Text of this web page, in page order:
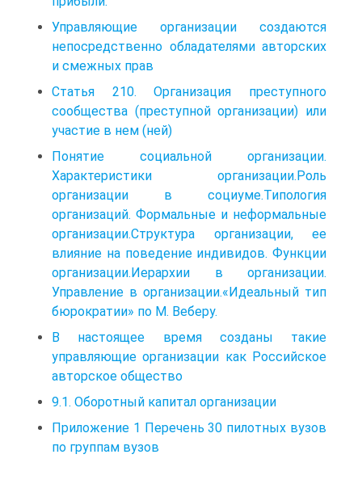
Управляющие организации создаются
непосредственно обладателями авторских
и смежных прав
Статья 210. Организация преступного
сообщества (преступной организации) или
участие в нем (ней)
Понятие социальной организации.
Характеристики организации.Роль
организации в социуме.Типология
организаций. Формальные и неформальные
организации.Структура организации, ее
влияние на поведение индивидов. Функции
организации.Иерархии в организации.
Управление в организации.«Идеальный тип
бюрократии» по М. Веберу.
В настоящее время созданы такие
управляющие организации как Российское
авторское общество
9.1. Оборотный капитал организации
Приложение 1 Перечень 30 пилотных вузов
по группам вузов